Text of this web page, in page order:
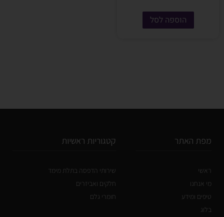
הוספה לסל
מפת האתר
ראשי
מי אנחנו
טיפים ומידע
בלוג
קטגוריות ראשיות
שירותי הדפסה בתלת מימד
חלקים ואביזרים
חומרי גלם